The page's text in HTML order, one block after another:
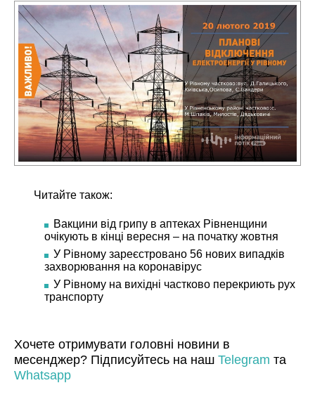
Читайте також:
Вакцини від грипу в аптеках Рівненщини
очікують в кінці вересня – на початку жовтня
У Рівному зареєстровано 56 нових випадків
захворювання на коронавірус
У Рівному на вихідні частково перекриють рух
транспорту
Хочете отримувати головні новини в
месенджер? Підписуйтесь на наш Telegram та
Whatsapp